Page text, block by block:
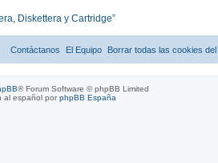
Diskettera y Cartridge”
Borrar todas las cookies del
El Equipo
Contáctanos
® Forum Software © phpBB Limited
al español porphpBB España